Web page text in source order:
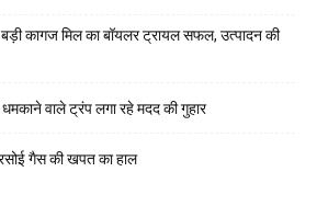
कागज मिल का बॉयलर ट्रायल सफल, उत्पादन की
वाले ट्रंप लगा रहे मदद की गुहार
गैस की खपत का हाल